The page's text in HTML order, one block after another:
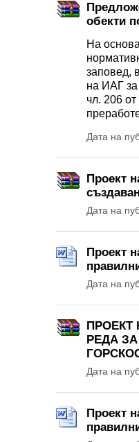
обекти
На
заповед,
на ИАГ за
чл. 206
Дата на
Проект
Дата на
Проект
Дата на
ПРОЕКТ
РЕДА
Дата на
Проект